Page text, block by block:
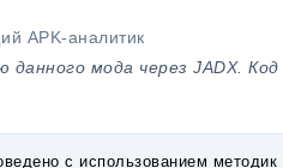
APK-аналитик
данного мода через JADX.
с использованием